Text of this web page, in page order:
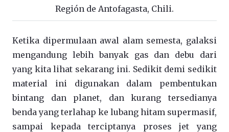
Región de Antofagasta, Chili.
Ketika dipermulaan awal alam semesta, galaksi
mengandung lebih banyak gas dan debu dari
yang kita lihat sekarang ini. Sedikit demi sedikit
material ini digunakan dalam pembentukan
bintang dan planet, dan kurang tersedianya
benda yang terlahap ke lubang hitam supermasif,
sampai kepada terciptanya proses jet yang